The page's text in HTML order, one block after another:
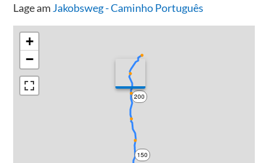
Lage am Jakobsweg - Caminho Português
150
200
+
−